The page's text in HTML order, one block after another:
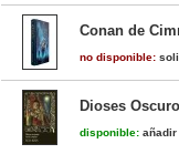
Conan de
no disponible:
Dioses
disponible: